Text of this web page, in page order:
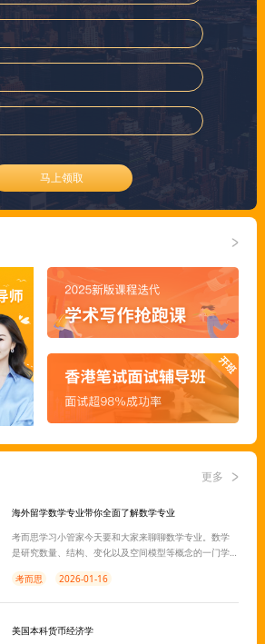
马上领取
更多
海外留学数学专业带你全面了解数学专业
考而思学习小管家今天要和大家来聊聊数学专业。数学
是研究数量、结构、变化以及空间模型等概念的一门学
度和对物体形状及运动的观察中产生。
考而思 2026-01-16
美国本科货币经济学